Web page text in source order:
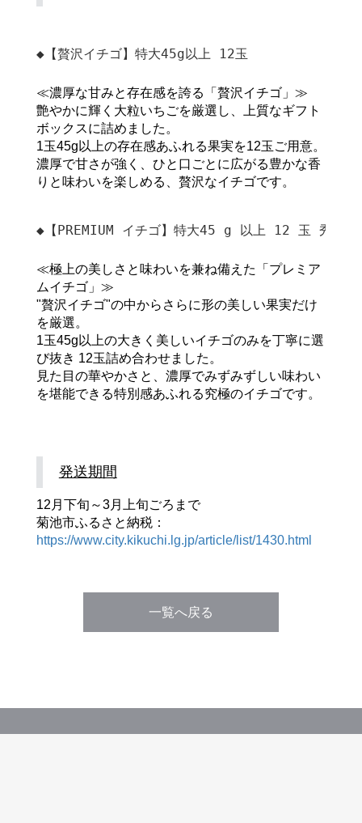
◆【贅沢イチゴ】特大45g以上 12玉
≪濃厚な甘みと存在感を誇る「贅沢イチゴ」≫
艶やかに輝く大粒いちごを厳選し、上質なギフト
ボックスに詰めました。
1玉45g以上の存在感あふれる果実を12玉ご用意。
濃厚で甘さが強く、ひと口ごとに広がる豊かな香
りと味わいを楽しめる、贅沢なイチゴです。
◆【PREMIUM イチゴ】特大45 g 以上 12 玉 秀品玉
≪極上の美しさと味わいを兼ね備えた「プレミア
ムイチゴ」≫
"贅沢イチゴ"の中からさらに形の美しい果実だけ
を厳選。
1玉45g以上の大きく美しいイチゴのみを丁寧に選
び抜き 12玉詰め合わせました。
見た目の華やかさと、濃厚でみずみずしい味わい
を堪能できる特別感あふれる究極のイチゴです。
発送期間
12月下旬～3月上旬ごろまで
菊池市ふるさと納税：
https://www.city.kikuchi.lg.jp/article/list/1430.html
一覧へ戻る